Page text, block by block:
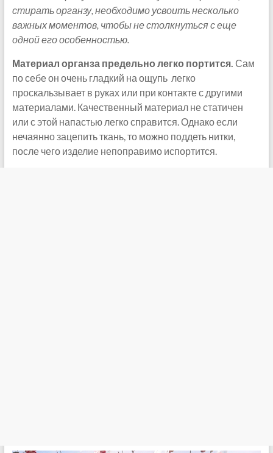
стирать органзу, необходимо усвоить несколько
важных моментов, чтобы не столкнуться с еще
одной его особенностью.
Материал органза предельно легко портится. Сам
по себе он очень гладкий на ощупь легко
проскальзывает в руках или при контакте с другими
материалами. Качественный материал не статичен
или с этой напастью легко справится. Однако если
нечаянно зацепить ткань, то можно поддеть нитки,
после чего изделие непоправимо испортится.